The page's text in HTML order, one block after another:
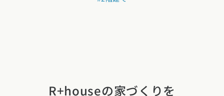
R+houseの家づくりを